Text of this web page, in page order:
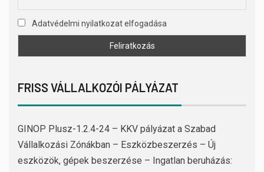
Adatvédelmi nyilatkozat elfogadása
FRISS VÁLLALKOZÓI PÁLYÁZAT
GINOP Plusz-1.2.4-24 – KKV pályázat a Szabad
Vállalkozási Zónákban – Eszközbeszerzés – Új
eszközök, gépek beszerzése – Ingatlan beruházás: